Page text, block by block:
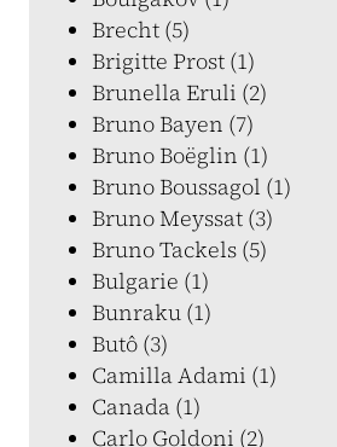
Brecht (5)
Brigitte Prost (1)
Brunella Eruli (2)
Bruno Bayen (7)
Bruno Boëglin (1)
Bruno Boussagol (1)
Bruno Meyssat (3)
Bruno Tackels (5)
Bulgarie (1)
Bunraku (1)
Butô (3)
Camilla Adami (1)
Canada (1)
Carlo Goldoni (2)